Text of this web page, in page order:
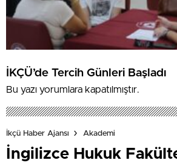
İKÇÜ’de Tercih Günleri Başladı
Bu yazı yorumlara kapatılmıştır.
İkçü Haber Ajansı Akademi
İngilizce Hukuk